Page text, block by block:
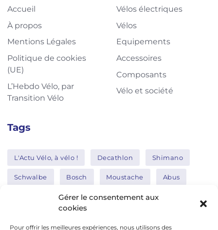
Gérer le consentement aux
cookies
Pour offrir les meilleures expériences, nous utilisons des
Accueil
À propos
Mentions Légales
Politique de cookies
(UE)
L’Hebdo Vélo, par
Transition Vélo
Vélos électriques
Vélos
Equipements
Accessoires
Composants
Vélo et société
Tags
L'Actu Vélo, à vélo ! Decathlon Shimano
Schwalbe Bosch Moustache Abus
Thule Nakamura